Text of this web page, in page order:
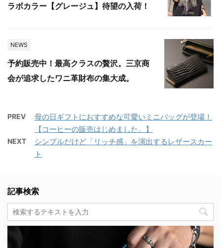
ラボカラー【グレージュ】待望の入荷！
NEWS
予約販売中！最高クラスの贅沢。三京商
会が追求したワニ革財布の集大成。
PREV
母の日ギフトにおすすめな可愛いミニバッグが登場！
【コーヒーの販売はじめました。】
NEXT
シンプルだけど「リッチ感」を演出するレザースカー
ト
記事検索